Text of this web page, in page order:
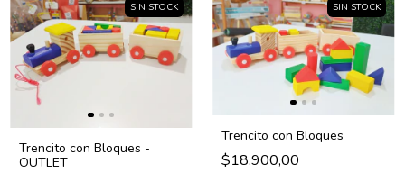
SIN STOCK
Trencito con Bloques -
OUTLET
SIN STOCK
Trencito con Bloques
$18.900,00